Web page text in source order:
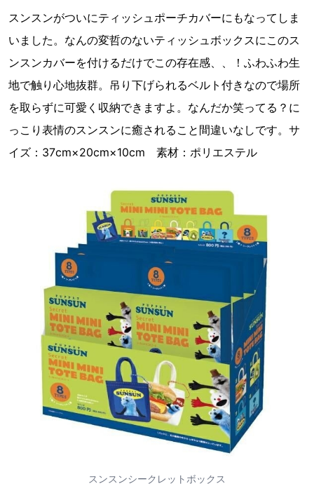
スンスンがついにティッシュポーチカバーにもなってしま
いました。なんの変哲のないティッシュボックスにこのス
ンスンカバーを付けるだけでこの存在感、、！ふわふわ生
地で触り心地抜群。吊り下げられるベルト付きなので場所
を取らずに可愛く収納できますよ。なんだか笑ってる？に
っこり表情のスンスンに癒されること間違いなしです。サ
イズ：37cm×20cm×10cm 素材：ポリエステル
スンスンシークレットボックス